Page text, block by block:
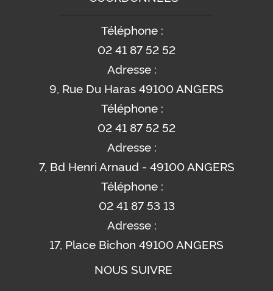
Téléphone :
02 41 87 52 52
Adresse :
9, Rue Du Haras 49100 ANGERS
Téléphone :
02 41 87 52 52
Adresse :
7, Bd Henri Arnaud - 49100 ANGERS
Téléphone :
02 41 87 53 13
Adresse :
17, Place Bichon 49100 ANGERS
NOUS SUIVRE